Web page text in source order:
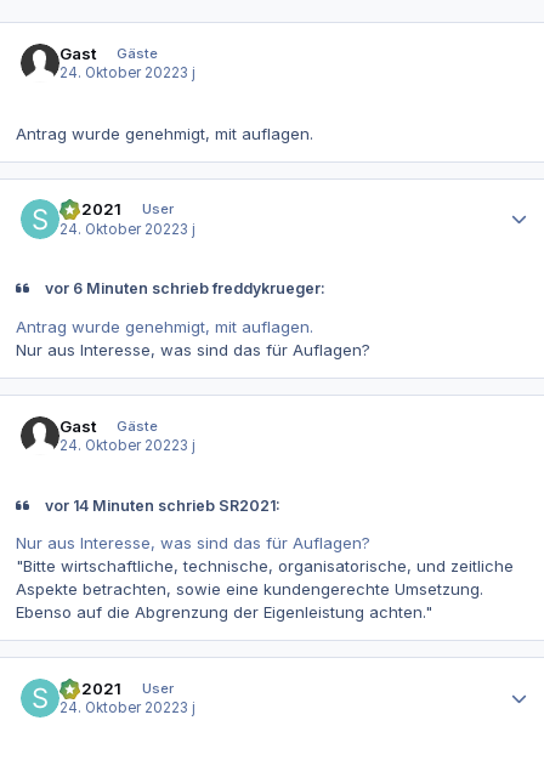
Gast
Gäste
24. Oktober 20223 j
Antrag wurde genehmigt, mit auflagen.
SR2021
User
24. Oktober 20223 j
vor 6 Minuten schrieb freddykrueger:
Antrag wurde genehmigt, mit auflagen.
Nur aus Interesse, was sind das für Auflagen?
Gast
Gäste
24. Oktober 20223 j
vor 14 Minuten schrieb SR2021:
Nur aus Interesse, was sind das für Auflagen?
"Bitte wirtschaftliche, technische, organisatorische, und zeitliche
Aspekte betrachten, sowie eine kundengerechte Umsetzung.
Ebenso auf die Abgrenzung der Eigenleistung achten."
SR2021
User
24. Oktober 20223 j